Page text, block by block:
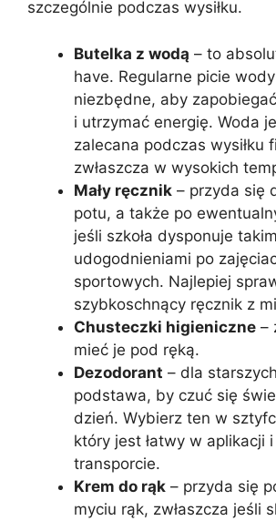
szczególnie podczas wysiłku.
Butelka z wodą – to
have. Regularne picie
niezbędne, aby
i utrzymać energię. Woda
zalecana podczas wysiłku
zwłaszcza w wysokich
Mały ręcznik – przyda się
potu, a także po
jeśli szkoła dysponuje
udogodnieniami po
sportowych. Najlepiej
szybkoschnący ręcznik z
Chusteczki higieniczne –
mieć je pod ręką.
Dezodorant – dla
podstawa, by czuć się
dzień. Wybierz ten w
który jest łatwy w aplikacji
transporcie.
Krem do rąk – przyda się
myciu rąk, zwłaszcza jeśli